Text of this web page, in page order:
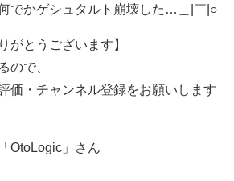
でかゲシュタルト崩壊した…＿|￣|○
がとうございます】
ので、
価・チャンネル登録をお願いします
OtoLogic」さん